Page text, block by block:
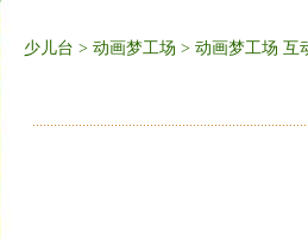
少儿台 > 动画梦工场 > 动画梦工场 互